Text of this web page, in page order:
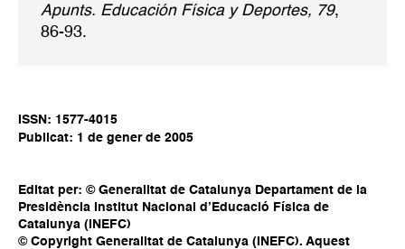
Apunts. Educación Física y Deportes, 79,
86-93.
ISSN: 1577-4015
Publicat: 1 de gener de 2005
Editat per: © Generalitat de Catalunya Departament de la
Presidència Institut Nacional d’Educació Física de
Catalunya (INEFC)
© Copyright Generalitat de Catalunya (INEFC). Aquest